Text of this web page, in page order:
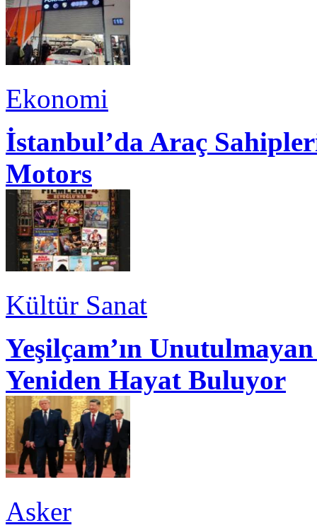
Ekonomi
İstanbul’da Araç
Motors
Kültür Sanat
Yeşilçam’ın
Yeniden Hayat Buluyor
Asker